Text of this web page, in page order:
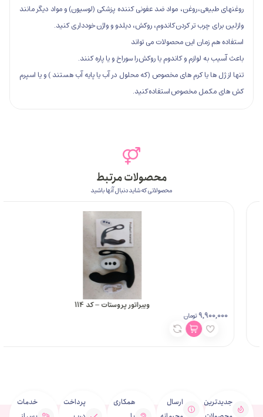
روغن، مواد ضد عفونی کننده پزشکی (لوسیون) و مواد دیگر مانند
چرب تر کردن کاندوم، روکش، دیلدو و واژن خودداری کنید.
این محصولات می تواند
لوازم و کاندوم یا روکش را سوراخ و یا پاره کنند.
یا کرم های مخصوص (که محلول در آب یا پایه آب هستند ) و یا اسپرم
مخصوص استفاده کنید.
محصولات مرتبط
محصولاتی که شاید دنبال آنها باشید
ارسال
همکاری
پرداخت
خدمات